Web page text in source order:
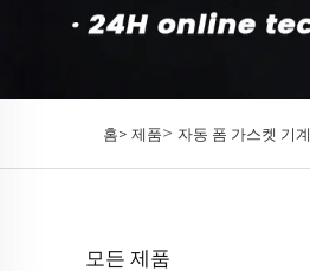
홈> 제품> 자동 폼 가스켓 기계
모든 제품